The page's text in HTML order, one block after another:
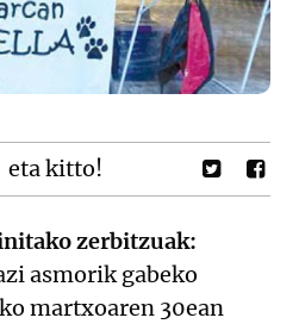
eta kitto!
zerbitzuak:
asmorik gabeko
martxoaren 30ean